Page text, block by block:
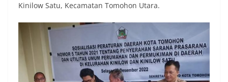
Kinilow Satu, Kecamatan Tomohon Utara.